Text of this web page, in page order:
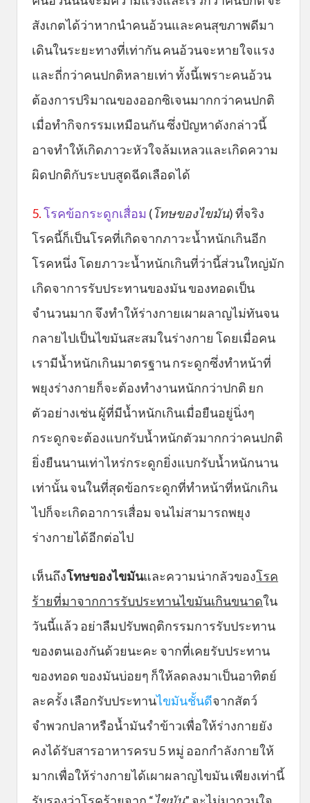
สังเกตได้ว่าหากนำคนอ้วนและคนสุขภาพดีมา
เดินในระยะทางที่เท่ากัน คนอ้วนจะหายใจแรง
และถี่กว่าคนปกติหลายเท่า ทั้งนี้เพราะคนอ้วน
ต้องการปริมาณของออกซิเจนมากกว่าคนปกติ
เมื่อทำกิจกรรมเหมือนกัน ซึ่งปัญหาดังกล่าวนี้
อาจทำให้เกิดภาวะหัวใจล้มเหลวและเกิดความ
ผิดปกติกับระบบสูดฉีดเลือดได้
5.โรคข้อกระดูกเสื่อม (โทษของไขมัน) ที่จริง
โรคนี้ก็เป็นโรคที่เกิดจากภาวะน้ำหนักเกินอีก
โรคหนึ่ง โดยภาวะน้ำหนักเกินที่ว่านี้ส่วนใหญ่มัก
เกิดจาการรับประทานของมัน ของทอดเป็น
จำนวนมาก จึงทำให้ร่างกายเผาผลาญไม่ทันจน
กลายไปเป็นไขมันสะสมในร่างกาย โดยเมื่อคน
เรามีน้ำหนักเกินมาตรฐาน กระดูกซึ่งทำหน้าที่
พยุงร่างกายก็จะต้องทำงานหนักกว่าปกติ ยก
ตัวอย่างเช่น ผู้ที่มีน้ำหนักเกินเมื่อยืนอยู่นิ่งๆ
กระดูกจะต้องแบกรับน้ำหนักตัวมากกว่าคนปกติ
ยิ่งยืนนานเท่าไหร่กระดูกยิ่งแบกรับน้ำหนักนาน
เท่านั้น จนในที่สุดข้อกระดูกที่ทำหน้าที่หนักเกิน
ไปก็จะเกิดอาการเสื่อม จนไม่สามารถพยุง
ร่างกายได้อีกต่อไป
เห็นถึงโทษของไขมันและความน่ากลัวของโรค
ร้ายที่มาจากการรับประทานไขมันเกินขนาดใน
วันนี้แล้ว อย่าลืมปรับพฤติกรรมการรับประทาน
ของตนเองกันด้วยนะคะ จากที่เคยรับประทาน
ของทอด ของมันบ่อยๆ ก็ให้ลดลงมาเป็นอาทิตย์
ละครั้ง เลือกรับประทานไขมันชั้นดีจากสัตว์
จำพวกปลาหรือน้ำมันรำข้าวเพื่อให้ร่างกายยัง
คงได้รับสารอาหารครบ 5 หมู่ ออกกำลังกายให้
มากเพื่อให้ร่างกายได้เผาผลาญไขมัน เพียงเท่านี้